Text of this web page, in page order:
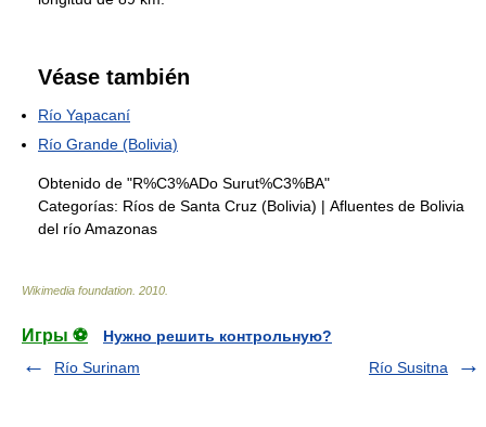
Véase también
Río Yapacaní
Río Grande (Bolivia)
Obtenido de "R%C3%ADo Surut%C3%BA"
Categorías: Ríos de Santa Cruz (Bolivia) | Afluentes de Bolivia
del río Amazonas
Wikimedia foundation 2010
Игры ⚽
Нужно решить контрольную?
Río Surinam
Río Susitna